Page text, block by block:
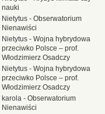
nauki
Nietytus - Obserwatorium
Nienawiści
Nietytus - Wojna hybrydowa
przeciwko Polsce – prof.
Włodzimierz Osadczy
Nietytus - Wojna hybrydowa
przeciwko Polsce – prof.
Włodzimierz Osadczy
karola - Obserwatorium
Nienawiści